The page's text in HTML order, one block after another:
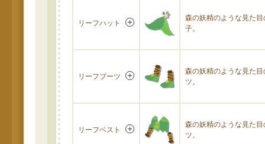
リーフハット
森の妖精のような見た目
子。
リーフブーツ
森の妖精のような見た目
ツ。
リーフベスト
森の妖精のような見た目
ツ。